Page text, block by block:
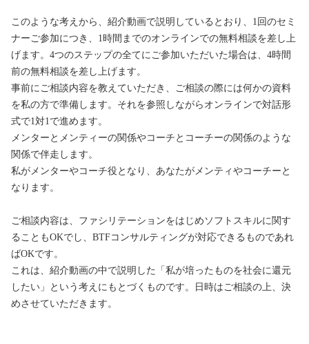
このような考えから、紹介動画で説明しているとおり、1回のセミ
ナーご参加につき、1時間までのオンラインでの無料相談を差し上
げます。4つのステップの全てにご参加いただいた場合は、4時間
前の無料相談を差し上げます。
事前にご相談内容を教えていただき、ご相談の際には何かの資料
を私の方で準備します。それを参照しながらオンラインで対話形
式で1対1で進めます。
メンターとメンティーの関係やコーチとコーチーの関係のような
関係で伴走します。
私がメンターやコーチ役となり、あなたがメンティやコーチーと
なります。
ご相談内容は、ファシリテーションをはじめソフトスキルに関す
ることもOKでし、BTFコンサルティングが対応できるものであれ
ばOKです。
これは、紹介動画の中で説明した「私が培ったものを社会に還元
したい」という考えにもとづくものです。日時はご相談の上、決
めさせていただきます。